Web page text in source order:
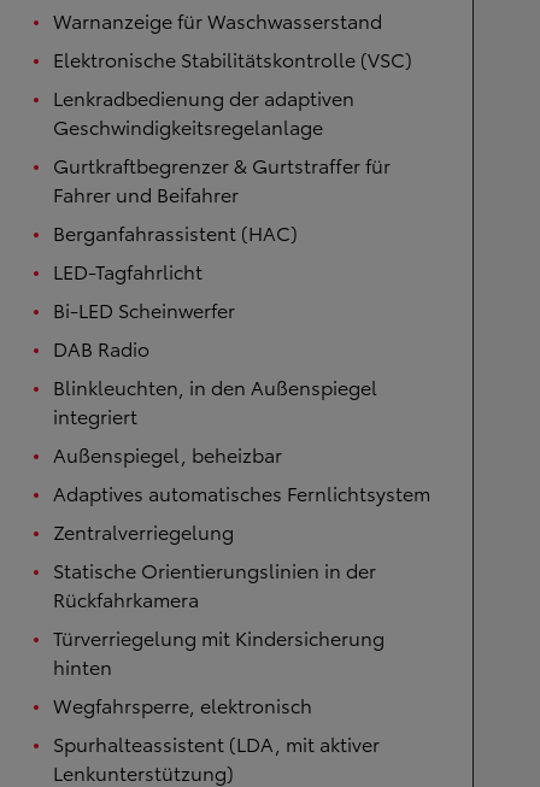
Warnanzeige für Waschwasserstand
Elektronische Stabilitätskontrolle (VSC)
Lenkradbedienung der adaptiven
Geschwindigkeitsregelanlage
Gurtkraftbegrenzer & Gurtstraffer für
Fahrer und Beifahrer
Berganfahrassistent (HAC)
LED-Tagfahrlicht
Bi-LED Scheinwerfer
DAB Radio
Blinkleuchten, in den Außenspiegel
integriert
Außenspiegel, beheizbar
Adaptives automatisches Fernlichtsystem
Zentralverriegelung
Statische Orientierungslinien in der
Rückfahrkamera
Türverriegelung mit Kindersicherung
hinten
Wegfahrsperre, elektronisch
Spurhalteassistent (LDA, mit aktiver
Lenkunterstützung)